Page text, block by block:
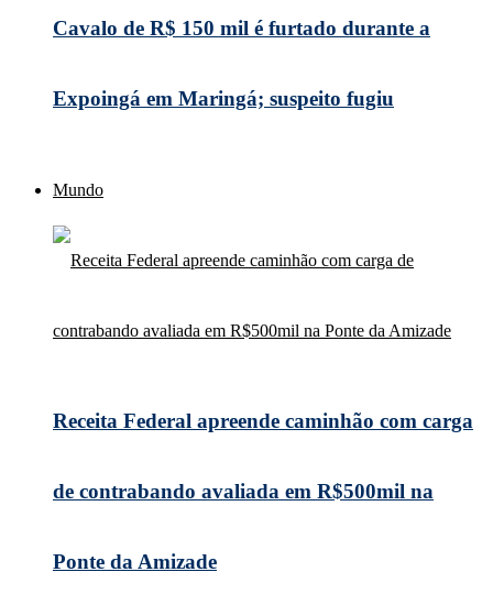
Cavalo de R$ 150 mil é furtado durante a
Expoingá em Maringá; suspeito fugiu
Mundo
Receita Federal apreende caminhão com carga
de contrabando avaliada em R$500mil na
Ponte da Amizade